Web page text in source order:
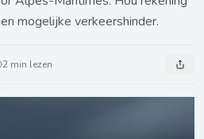
mogelijke verkeershinder.
2 min lezen